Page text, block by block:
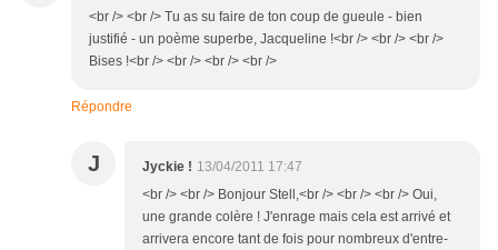
<br /> <br /> Tu as su faire de ton coup de gueule - bien
justifié - un poème superbe, Jacqueline !<br /> <br /> <br />
Bises !<br /> <br /> <br /> <br />
Répondre
J Jyckie ! 13/04/2011 17:47
<br /> <br /> Bonjour Stell,<br /> <br /> <br /> Oui,
une grande colère ! J'enrage mais cela est arrivé et
arrivera encore tant de fois pour nombreux d'entre-